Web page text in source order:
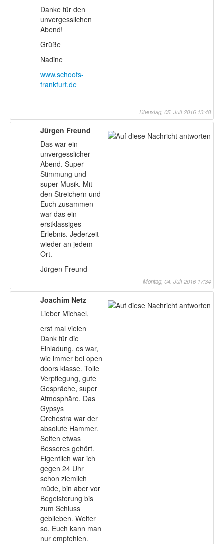
Danke für den
unvergesslichen
Abend!
Grüße
Nadine
www.schoofs-
frankfurt.de
Dienstag, 05. Juli 2016 13:48
Jürgen Freund
Das war ein
unvergesslicher
Abend. Super
Stimmung und
super Musik. Mit
den Streichern und
Euch zusammen
war das ein
erstklassiges
Erlebnis. Jederzeit
wieder an jedem
Ort.
Jürgen Freund
Montag, 04. Juli 2016 17:34
Joachim Netz
Lieber Michael,
erst mal vielen
Dank für die
Einladung, es war,
wie immer bei open
doors klasse. Tolle
Verpflegung, gute
Gespräche, super
Atmosphäre. Das
Gypsys
Orchestra war der
absolute Hammer.
Selten etwas
Besseres gehört.
Eigentlich war ich
gegen 24 Uhr
schon ziemlich
müde, bin aber vor
Begeisterung bis
zum Schluss
geblieben. Weiter
so, Euch kann man
nur empfehlen.